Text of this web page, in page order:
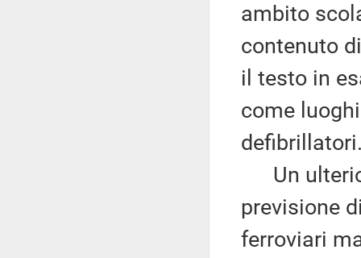
ambito
contenuto
il testo in
come
Un
previsione
ferroviari